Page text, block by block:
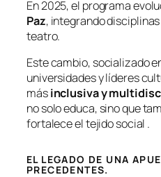
En 2025, el programa
Paz, integrando
teatro.
Este cambio, socializado
universidades y líderes
másinclusiva y
no solo educa, sino que
fortalece el tejido social .
EL LEGADO DE UNA
PRECEDENTES.